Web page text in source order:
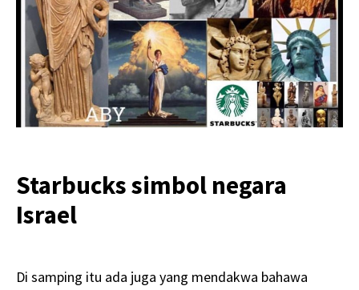
Starbucks simbol negara
Israel
Di samping itu ada juga yang mendakwa bahawa